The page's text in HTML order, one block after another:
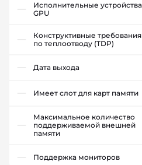
Исполнительные устройства
GPU
Конструктивные требования
по теплоотводу (TDP)
Дата выхода
Имеет слот для карт памяти
Максимальное количество
поддерживаемой внешней
памяти
Поддержка мониторов